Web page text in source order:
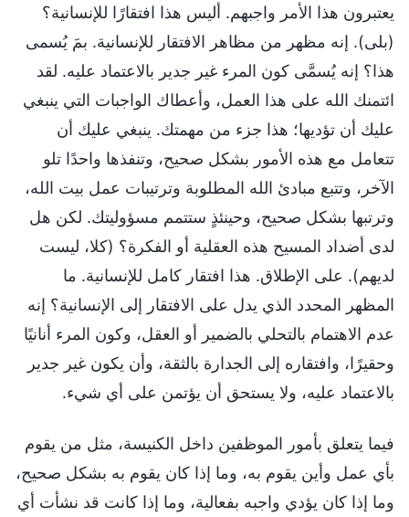
يعتبرون هذا الأمر واجبهم. أليس هذا افتقارًا للإنسانية؟
(بلى). إنه مظهر من مظاهر الافتقار للإنسانية. بمَ يُسمى
هذا؟ إنه يُسمَّى كون المرء غير جدير بالاعتماد عليه. لقد
ائتمنك الله على هذا العمل، وأعطاك الواجبات التي ينبغي
عليك أن تؤديها؛ هذا جزء من مهمتك. ينبغي عليك أن
تتعامل مع هذه الأمور بشكل صحيح، وتنفذها واحدًا تلو
الآخر، وتتبع مبادئ الله المطلوبة وترتيبات عمل بيت الله،
وترتبها بشكل صحيح، وحينئذٍ ستتمم مسؤوليتك. لكن هل
لدى أضداد المسيح هذه العقلية أو الفكرة؟ (كلا، ليست
لديهم). على الإطلاق. هذا افتقار كامل للإنسانية. ما
المظهر المحدد الذي يدل على الافتقار إلى الإنسانية؟ إنه
عدم الاهتمام بالتحلي بالضمير أو العقل، وكون المرء أنانيًا
وحقيرًا، وافتقاره إلى الجدارة بالثقة، وأن يكون غير جدير
بالاعتماد عليه، ولا يستحق أن يؤتمن على أي شيء.
فيما يتعلق بأمور الموظفين داخل الكنيسة، مثل من يقوم
بأي عمل وأين يقوم به، وما إذا كان يقوم به بشكل صحيح،
وما إذا كان يؤدي واجبه بفعالية، وما إذا كانت قد نشأت أي